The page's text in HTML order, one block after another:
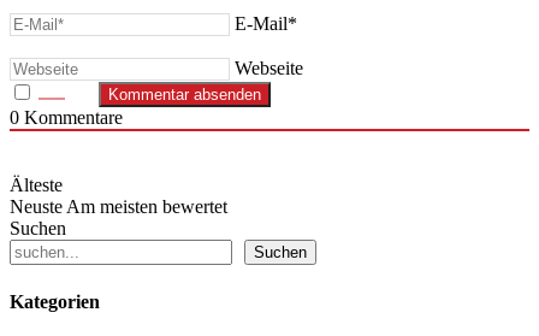
E-Mail*
Webseite
0 Kommentare
Älteste
NeusteAm meisten bewertet
Suchen
Suchen
Kategorien